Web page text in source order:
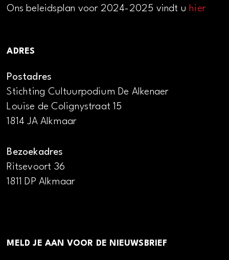
Ons beleidsplan voor 2024-2025 vindt uhier
ADRES
Postadres
Stichting Cultuurpodium De Alkenaer
Louise de Colignystraat 15
1814 JA Alkmaar
Bezoekadres
Ritsevoort 36
1811 DP Alkmaar
MELD JE AAN VOOR DE NIEUWSBRIEF